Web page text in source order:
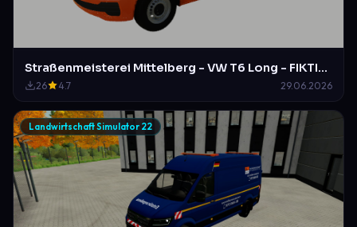
Straßenmeisterei Mittelberg - VW T6 Long - FIKTIVES DESIGN
26 4.7 29.06.2026
Landwirtschaft Simulator 22